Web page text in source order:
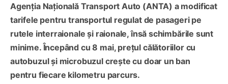
Agenția Națională Transport Auto (ANTA) a modificat
tarifele pentru transportul regulat de pasageri pe
rutele interraionale și raionale, însă schimbările sunt
minime. Începând cu 8 mai, prețul călătoriilor cu
autobuzul și microbuzul crește cu doar un ban
pentru fiecare kilometru parcurs.